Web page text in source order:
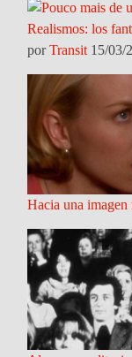
Realismos: los
porTransit 15/03/
Hacia una imagen